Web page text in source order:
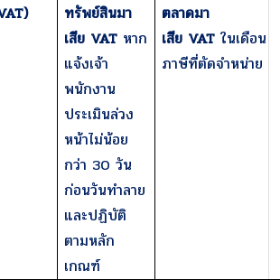
ทรัพย์สินมา
เสีย VAT หาก
แจ้งเจ้า
พนักงาน
ประเมินล่วง
หน้าไม่น้อย
กว่า 30 วัน
ก่อนวันทำลาย
และปฏิบัติ
ตามหลัก
เกณฑ์
ตลาดมา
เสีย VAT ในเดือน
ภาษีที่ตัดจำหน่าย